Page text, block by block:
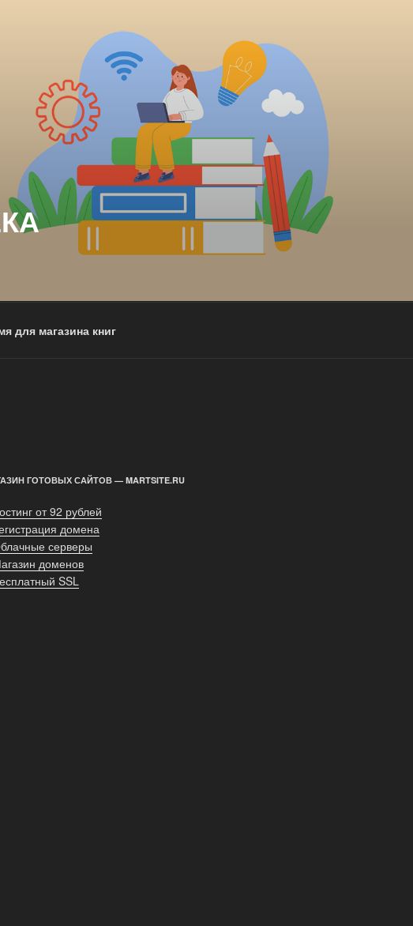
для магазина книг
ГОТОВЫХ САЙТОВ — MARTSITE.RU
от 92 рублей
домена
серверы
доменов
SSL